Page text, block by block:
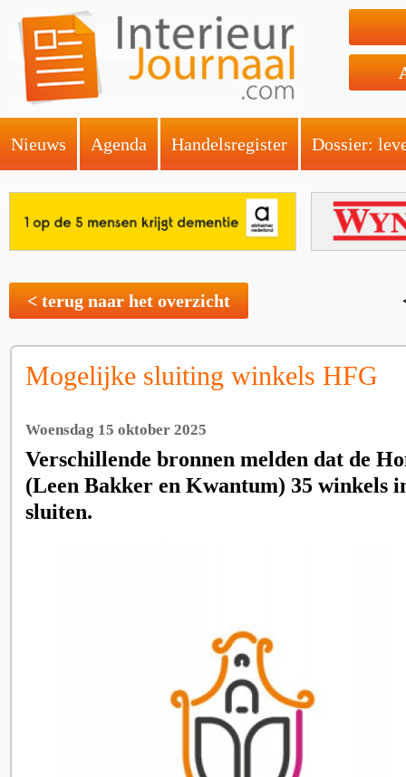
Nieuws Agenda Handelsregister Dossier:
< terug naar het overzicht
Mogelijke sluiting winkels HFG
Woensdag 15 oktober 2025
Verschillende bronnen melden dat de
(Leen Bakker en Kwantum) 35 winkels
sluiten.